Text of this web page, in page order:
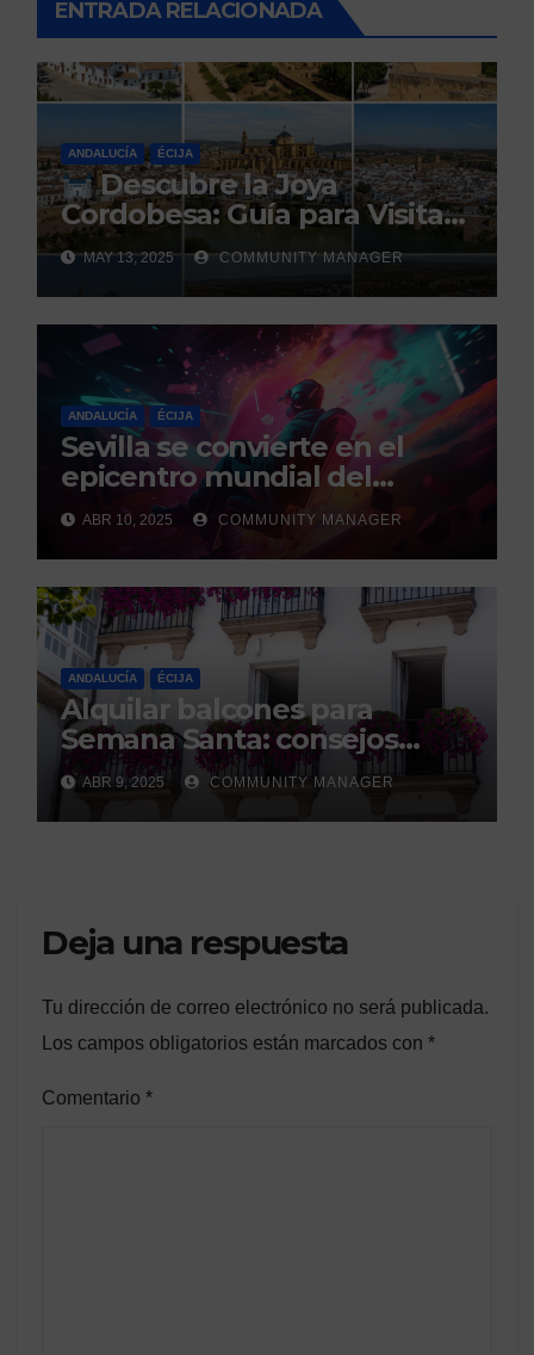
ENTRADA RELACIONADA
ANDALUCÍA ÉCIJA
Descubre la Joya
Cordobesa: Guía para Visitar
los 5 Pueblos Más Bonitos
MAY 13, 2025 COMMUNITY MANAGER
ANDALUCÍA ÉCIJA
Sevilla se convierte en el
epicentro mundial del
gaming con la celebración de
los GEM Awards.
ABR 10, 2025 COMMUNITY MANAGER
ANDALUCÍA ÉCIJA
Alquilar balcones para
Semana Santa: consejos
legales de la Asociación
Española de Consumidores.
ABR 9, 2025 COMMUNITY MANAGER
Deja una respuesta
Tu dirección de correo electrónico no será publicada.
Los campos obligatorios están marcados con *
Comentario *